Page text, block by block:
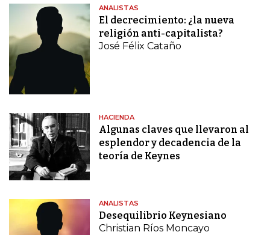
ANALISTAS
El decrecimiento: ¿la nueva
religión anti-capitalista?
José Félix Cataño
HACIENDA
Algunas claves que llevaron al
esplendor y decadencia de la
teoría de Keynes
ANALISTAS
Desequilibrio Keynesiano
Christian Ríos Moncayo